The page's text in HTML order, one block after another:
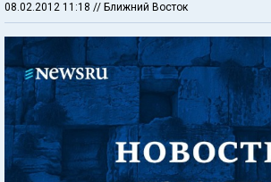
08.02.2012 11:18 // Ближний Восток